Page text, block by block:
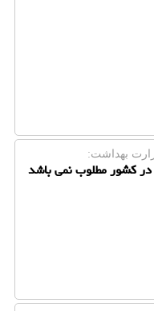
بهداشت:
کشور مطلوب نمی باشد